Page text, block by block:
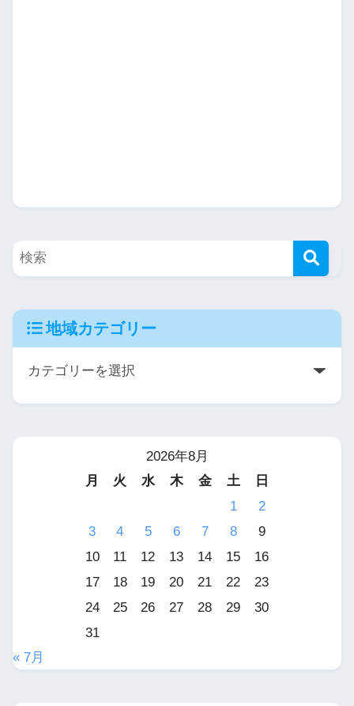
地域カテゴリー
2026年8月
月
火 水 木 金 土
日
1
2
3
4 5 6 7 8
9
10
11 12 13 14 15
16
17
18 19 20 21 22
23
24
25 26 27 28 29
30
31
« 7月